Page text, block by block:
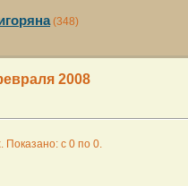
(348)
2008
Показано: с 0 по 0.